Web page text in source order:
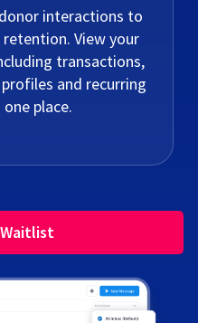
interactions to
View your
transactions,
and recurring
place.